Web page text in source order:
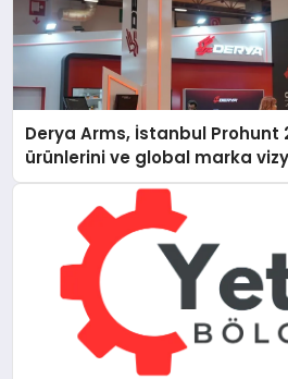
Derya Arms, İstanbul Prohunt
ürünlerini ve global marka